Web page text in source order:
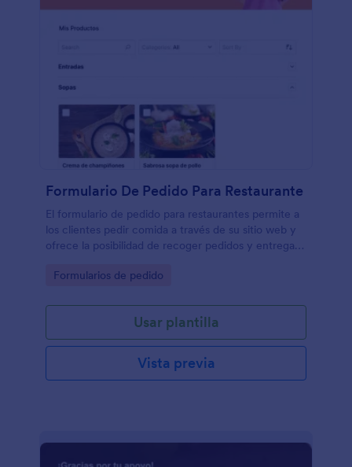
Formulario De Pedido Para Restaurante
El formulario de pedido para restaurantes permite a
los clientes pedir comida a través de su sitio web y
ofrece la posibilidad de recoger pedidos y entregas
Go to Category:
Formularios de pedido
Usar plantilla
Vista previa